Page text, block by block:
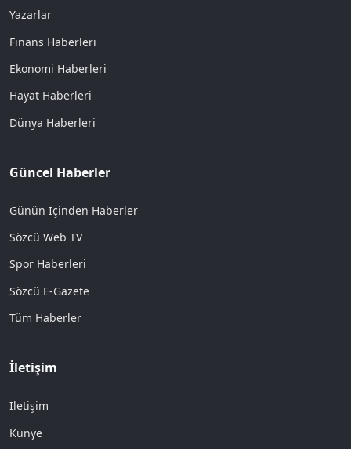
Yazarlar
Finans Haberleri
Ekonomi Haberleri
Hayat Haberleri
Dünya Haberleri
Güncel Haberler
Günün İçinden Haberler
Sözcü Web TV
Spor Haberleri
Sözcü E-Gazete
Tüm Haberler
İletişim
İletişim
Künye